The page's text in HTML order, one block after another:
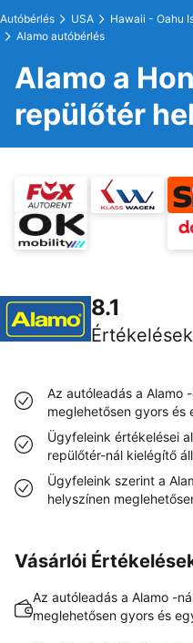
Autóbérlés USA Hawaii - Oahu
Alamo autóbérlés
Alamo a
repülőtér
8.1
Értékelések
Az autóleadás a Alamo
meglehetősen gyors és
Ügyfeleink értékelései
repülőtér-nál kielégítő
Ügyfeleink szerint a
helyszínen
Vásárlói
Az autóleadás a Alamo -
meglehetősen gyors és